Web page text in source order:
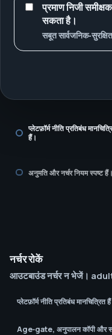
प्रमाण निजी
सकता है।
सबूत
प्लेटफ़ॉर्म नीति प्रतिबंध
हैं।
अनुमति और नर्चर नियम स्पष्ट हैं।
नर्चर रोकें
आउटबाउंड नर्चर न भेजें।
प्लेटफ़ॉर्म नीति प्रतिबंध मानचित्रित
Age‑gate, अनुपालन कॉपी और